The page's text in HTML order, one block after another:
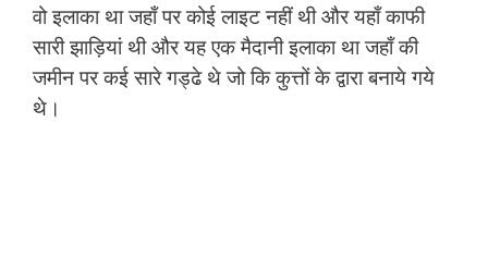
वो इलाका था जहाँ पर कोई लाइट नहीं थी और यहाँ काफी
सारी झाड़ियां थी और यह एक मैदानी इलाका था जहाँ की
जमीन पर कई सारे गड्ढे थे जो कि कुत्तों के द्वारा बनाये गये
थे।